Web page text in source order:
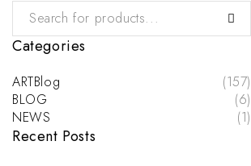
Categories
ARTBlog
(157)
BLOG
(6)
NEWS
(1)
Recent Posts